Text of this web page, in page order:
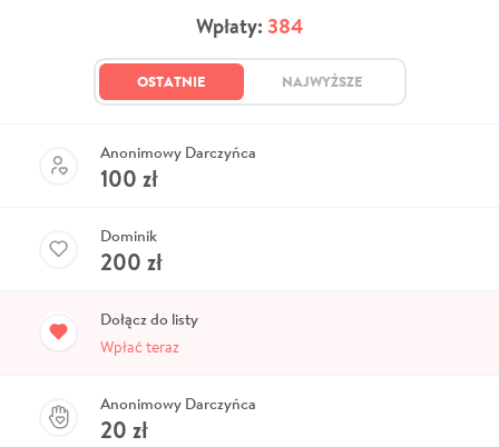
Wpłaty: 384
OSTATNIE NAJWYŻSZE
Anonimowy Darczyńca
100 zł
Dominik
200 zł
Dołącz do listy
Wpłać teraz
Anonimowy Darczyńca
20 zł